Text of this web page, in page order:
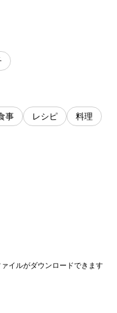
事 レシピ 料理
イルがダウンロードできます